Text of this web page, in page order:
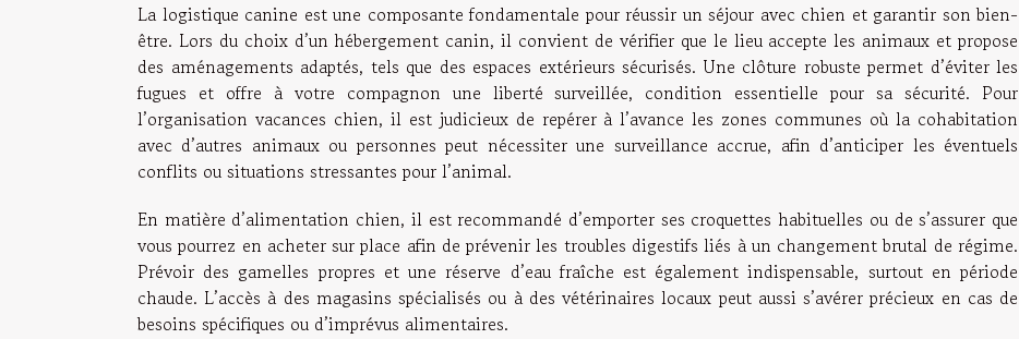
La logistique canine est une composante fondamentale pour réussir un séjour avec chien et garantir son bien-
être. Lors du choix d’un hébergement canin, il convient de vérifier que le lieu accepte les animaux et propose
des aménagements adaptés, tels que des espaces extérieurs sécurisés. Une clôture robuste permet d’éviter les
fugues et offre à votre compagnon une liberté surveillée, condition essentielle pour sa sécurité. Pour
l’organisation vacances chien, il est judicieux de repérer à l’avance les zones communes où la cohabitation
avec d’autres animaux ou personnes peut nécessiter une surveillance accrue, afin d’anticiper les éventuels
conflits ou situations stressantes pour l’animal.
En matière d’alimentation chien, il est recommandé d’emporter ses croquettes habituelles ou de s’assurer que
vous pourrez en acheter sur place afin de prévenir les troubles digestifs liés à un changement brutal de régime.
Prévoir des gamelles propres et une réserve d’eau fraîche est également indispensable, surtout en période
chaude. L’accès à des magasins spécialisés ou à des vétérinaires locaux peut aussi s’avérer précieux en cas de
besoins spécifiques ou d’imprévus alimentaires.